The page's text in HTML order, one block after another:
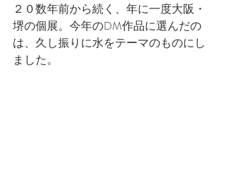
２０数年前から続く、年に一度大阪・
堺の個展。今年のDM作品に選んだの
は、久し振りに水をテーマのものにし
ました。